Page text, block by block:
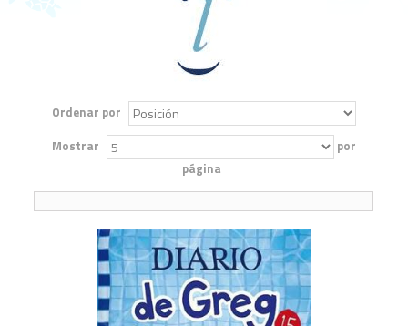
Ordenar por
Mostrar
por
página